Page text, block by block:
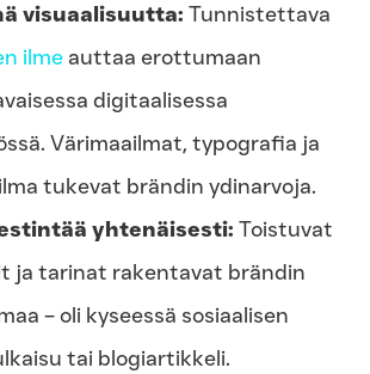
visuaalisuutta: Tunnistettava
ilme auttaa erottumaan
digitaalisessa
Värimaailmat, typografia ja
tukevat brändin ydinarvoja.
yhtenäisesti: Toistuvat
ja tarinat rakentavat brändin
– oli kyseessä sosiaalisen
tai blogiartikkeli.